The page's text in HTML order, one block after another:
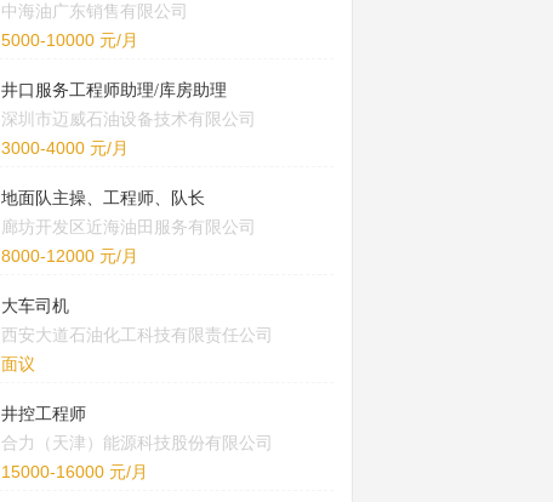
中海油广东销售有限公司
5000-10000 元/月
井口服务工程师助理/库房助理
深圳市迈威石油设备技术有限公司
3000-4000 元/月
地面队主操、工程师、队长
廊坊开发区近海油田服务有限公司
8000-12000 元/月
大车司机
西安大道石油化工科技有限责任公司
面议
井控工程师
合力（天津）能源科技股份有限公司
15000-16000 元/月